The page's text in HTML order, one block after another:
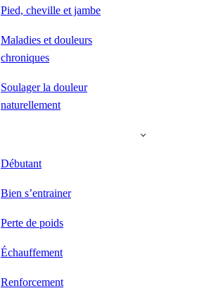
Pied, cheville et jambe
Maladies et douleurs
chroniques
Soulager la douleur
naturellement
Débutant
Bien s’entrainer
Perte de poids
Échauffement
Renforcement